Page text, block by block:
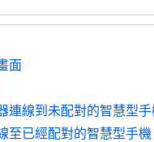
面
連線到未配對的智慧型
至已經配對的智慧型手機